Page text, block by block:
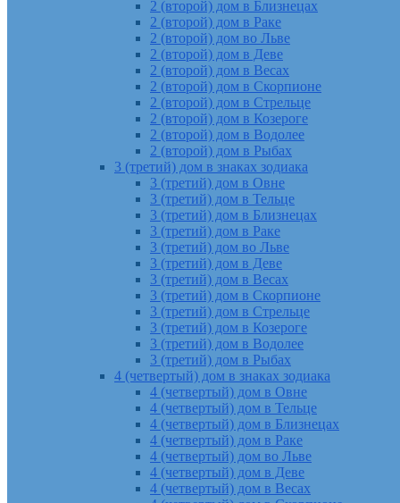
2 (второй) дом в Близнецах
2 (второй) дом в Раке
2 (второй) дом во Льве
2 (второй) дом в Деве
2 (второй) дом в Весах
2 (второй) дом в Скорпионе
2 (второй) дом в Стрельце
2 (второй) дом в Козероге
2 (второй) дом в Водолее
2 (второй) дом в Рыбах
3 (третий) дом в знаках зодиака
3 (третий) дом в Овне
3 (третий) дом в Тельце
3 (третий) дом в Близнецах
3 (третий) дом в Раке
3 (третий) дом во Льве
3 (третий) дом в Деве
3 (третий) дом в Весах
3 (третий) дом в Скорпионе
3 (третий) дом в Стрельце
3 (третий) дом в Козероге
3 (третий) дом в Водолее
3 (третий) дом в Рыбах
4 (четвертый) дом в знаках зодиака
4 (четвертый) дом в Овне
4 (четвертый) дом в Тельце
4 (четвертый) дом в Близнецах
4 (четвертый) дом в Раке
4 (четвертый) дом во Льве
4 (четвертый) дом в Деве
4 (четвертый) дом в Весах